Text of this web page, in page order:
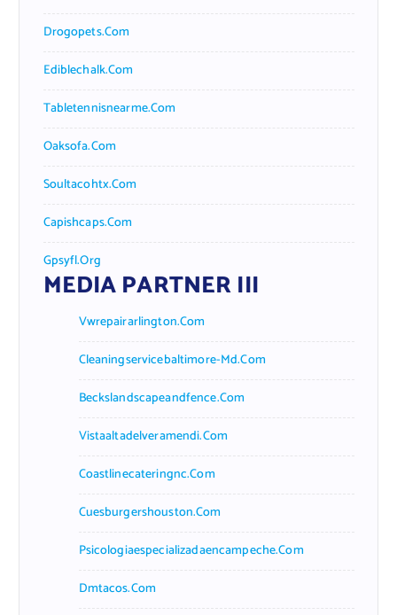
Drogopets.com
Ediblechalk.com
Tabletennisnearme.com
Oaksofa.com
Soultacohtx.com
Capishcaps.com
Gpsyfl.org
MEDIA PARTNER III
Vwrepairarlington.com
Cleaningservicebaltimore-Md.com
Beckslandscapeandfence.com
Vistaaltadelveramendi.com
Coastlinecateringnc.com
Cuesburgershouston.com
Psicologiaespecializadaencampeche.com
Dmtacos.com